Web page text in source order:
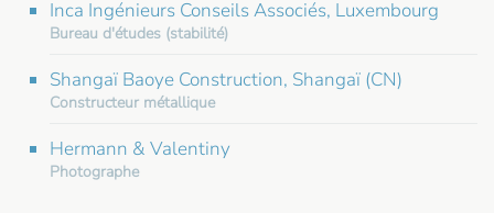
Inca Ingénieurs Conseils Associés, Luxembourg
Bureau d'études (stabilité)
Shangaï Baoye Construction, Shangaï (CN)
Constructeur métallique
Hermann & Valentiny
Photographe